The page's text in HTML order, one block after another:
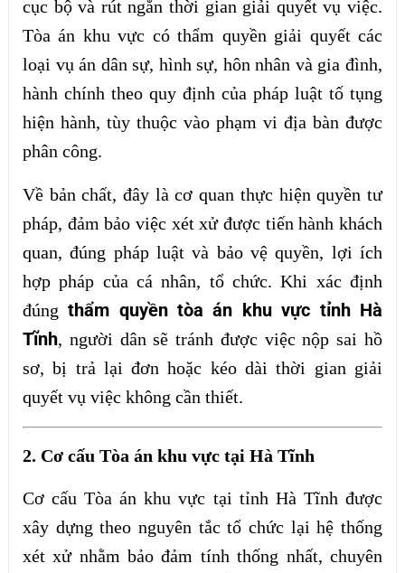
cục bộ và rút ngắn thời gian giải quyết vụ việc.
Tòa án khu vực có thẩm quyền giải quyết các
loại vụ án dân sự, hình sự, hôn nhân và gia đình,
hành chính theo quy định của pháp luật tố tụng
hiện hành, tùy thuộc vào phạm vi địa bàn được
phân công.
Về bản chất, đây là cơ quan thực hiện quyền tư
pháp, đảm bảo việc xét xử được tiến hành khách
quan, đúng pháp luật và bảo vệ quyền, lợi ích
hợp pháp của cá nhân, tổ chức. Khi xác định
đúngthẩm quyền tòa án khu vực tỉnh Hà
Tĩnh, người dân sẽ tránh được việc nộp sai hồ
sơ, bị trả lại đơn hoặc kéo dài thời gian giải
quyết vụ việc không cần thiết.
2. Cơ cấu Tòa án khu vực tại Hà Tĩnh
Cơ cấu Tòa án khu vực tại tỉnh Hà Tĩnh được
xây dựng theo nguyên tắc tổ chức lại hệ thống
xét xử nhằm bảo đảm tính thống nhất, chuyên